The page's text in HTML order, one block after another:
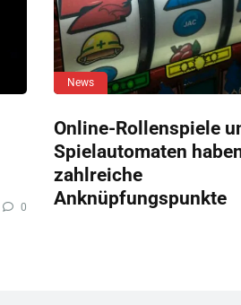
0
News
Online-Rollenspiele
Spielautomaten
zahlreiche
Anknüpfungspunkte